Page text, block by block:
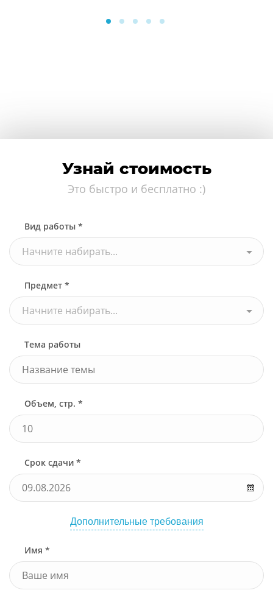
Узнай стоимость
Это быстро и бесплатно :)
Вид работы *
Начните набирать...
Предмет *
Начните набирать...
Тема работы
Объем, стр. *
Срок сдачи *
Дополнительные требования
Имя *